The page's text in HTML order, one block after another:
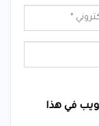
في هذا